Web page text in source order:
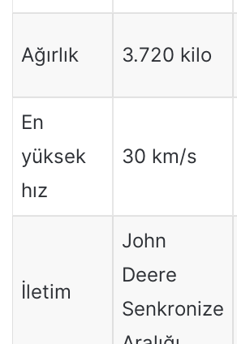
Ağırlık 3.720 kilo
En
yüksek
hız
30 km/s
İletim
John
Deere
Senkronize